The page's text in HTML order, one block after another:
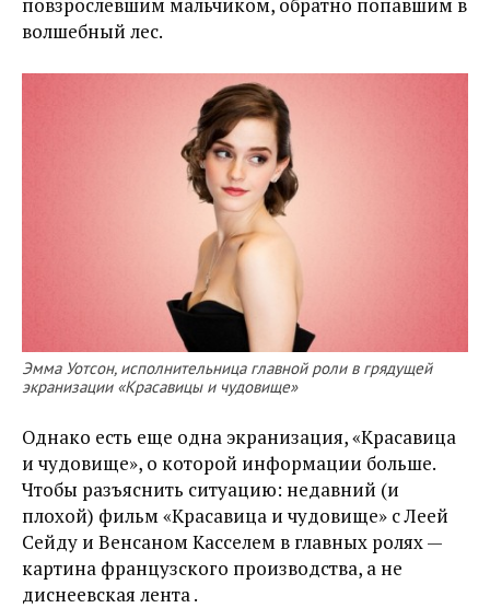
повзрослевшим мальчиком, обратно попавшим в
волшебный лес.
Эмма Уотсон, исполнительница главной роли в грядущей
экранизации «Красавицы и чудовище»
Однако есть еще одна экранизация, «Красавица
и чудовище», о которой информации больше.
Чтобы разъяснить ситуацию: недавний (и
плохой) фильм «Красавица и чудовище» с Леей
Сейду и Венсаном Касселем в главных ролях —
картина французского производства, а не
диснеевская лента .